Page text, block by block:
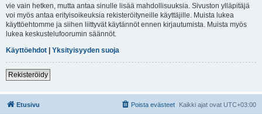
vie vain hetken, mutta antaa sinulle lisää mahdollisuuksia. Sivuston ylläpitäjä
voi myös antaa erityisoikeuksia rekisteröityneille käyttäjille. Muista lukea
käyttöehtomme ja siihen liittyvät käytännöt ennen kirjautumista. Muista myös
lukea keskustelufoorumin säännöt.
Käyttöehdot | Yksityisyyden suoja
Rekisteröidy
Etusivu Kaikki ajat ovat UTC+03:00
Poista evästeet